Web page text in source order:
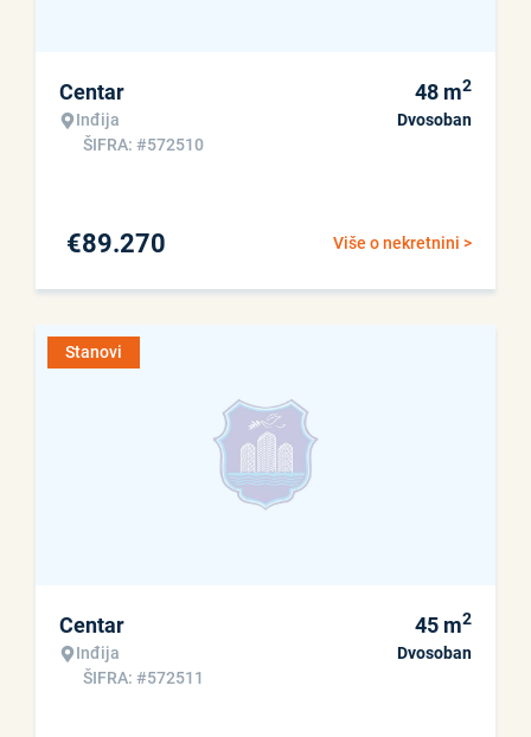
Centar
Inđija
ŠIFRA: #572510
48 m2
Dvosoban
Više o nekretnini >
€89.270
Stanovi
Centar
Inđija
ŠIFRA: #572511
45 m2
Dvosoban